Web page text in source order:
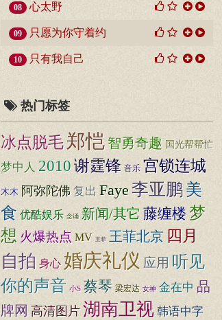
08 心太野
09 只愿为你守着约
10 只有我自己
热门标签
冰点脱毛 郑恺 智勇奇趣 国光帮帮忙
梦中人 2010谢霆锋 音乐 宫锁连城
木木 阿弥陀佛 复出 Faye 李亚鹏美
食 优酷娱乐 念诵 新闻/其它 藤缠楼梦
想 火爆热点 MV 王菲 王菲北京 四月
自拍 身心 婚庆礼仪 应用 听见
你的声音 小S 蔡琴 梁宏达 女神 金在中 品
牌网 高清图片 湖南卫视 韩语中字